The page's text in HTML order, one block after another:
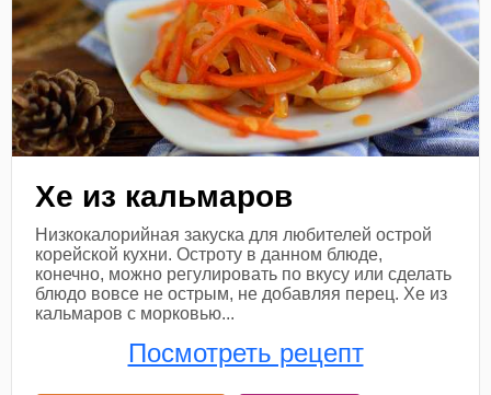
Хе из кальмаров
Низкокалорийная закуска для любителей острой
корейской кухни. Остроту в данном блюде,
конечно, можно регулировать по вкусу или сделать
блюдо вовсе не острым, не добавляя перец. Хе из
кальмаров с морковью...
Посмотреть рецепт